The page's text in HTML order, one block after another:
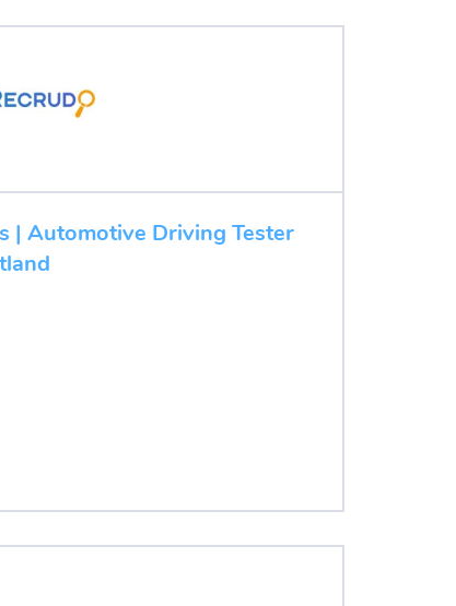
| Automotive Driving Tester